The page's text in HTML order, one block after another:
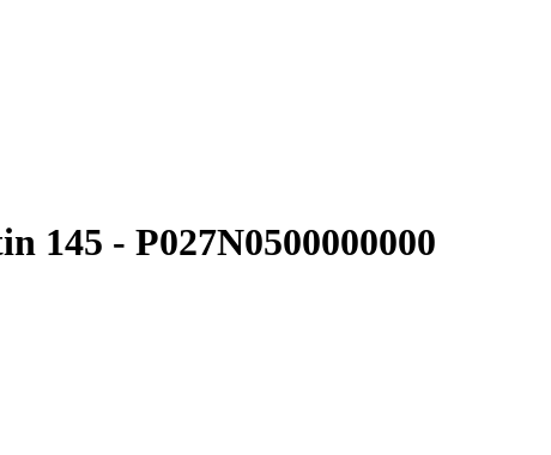
145 - P027N0500000000